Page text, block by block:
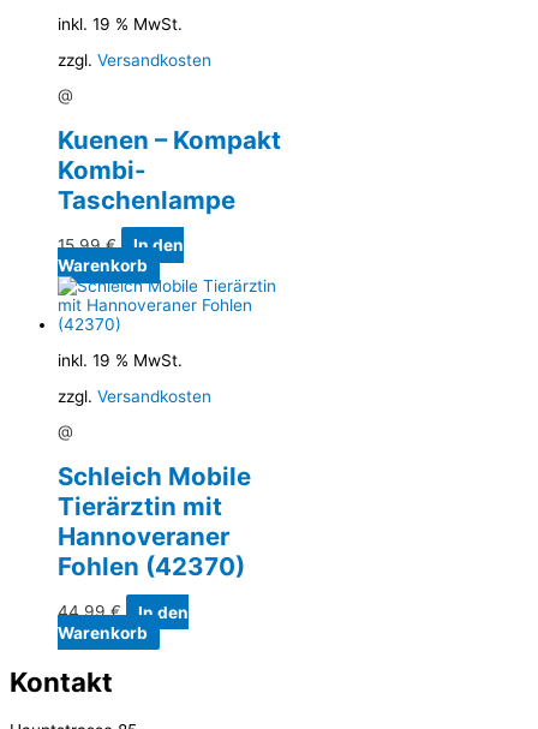
inkl. 19 % MwSt.
zzgl. Versandkosten
@
Kuenen – Kompakt
Kombi-
Taschenlampe
15,99€
In den
Warenkorb
inkl. 19 % MwSt.
zzgl. Versandkosten
@
Schleich Mobile
Tierärztin mit
Hannoveraner
Fohlen (42370)
44,99€
In den
Warenkorb
Kontakt